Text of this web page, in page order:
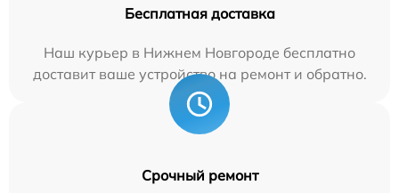
Бесплатная доставка
Наш курьер в Нижнем Новгороде бесплатно
доставит ваше устройство на ремонт и обратно.
Срочный ремонт